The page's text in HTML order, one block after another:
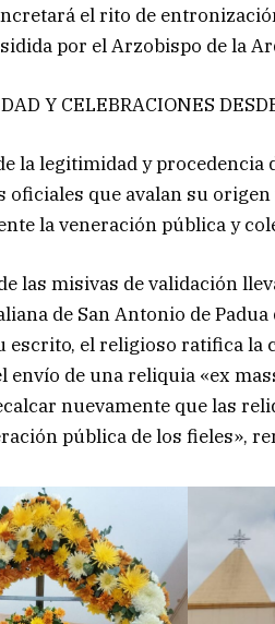
el rito de
por el Arzobispo de la
Y CELEBRACIONES
la legitimidad y
oficiales que avalan su
la veneración pública y
las misivas de validación
de San Antonio de
escrito, el religioso ratifica
envío de una reliquia «ex
nuevamente que las
pública de los fieles»,